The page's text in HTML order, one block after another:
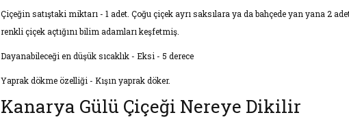
Çiçeğin satıştaki miktarı - 1 adet. Çoğu çiçek ayrı saksılara ya da bahçede yan yana 2
renkli çiçek açtığını bilim adamları keşfetmiş.
Dayanabileceği en düşük sıcaklık - Eksi - 5 derece
Yaprak dökme özelliği - Kışın yaprak döker.
Kanarya Gülü Çiçeği Nereye Dikilir